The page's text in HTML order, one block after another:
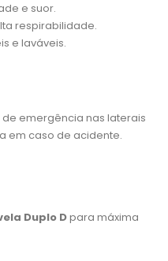
e suor.
respirabilidade.
e laváveis.
emergência nas laterais
em caso de acidente.
Duplo Dpara máxima